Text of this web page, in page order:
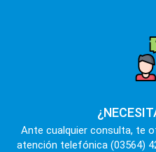
Ante cualquier consulta, te
atención telefónica (03564)